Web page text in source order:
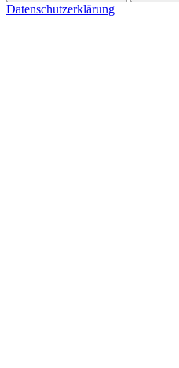
Datenschutzerklärung